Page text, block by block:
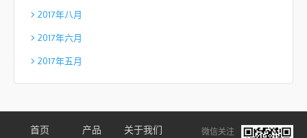
2017年八月
2017年六月
2017年五月
首页 产品 关于我们
微信关注